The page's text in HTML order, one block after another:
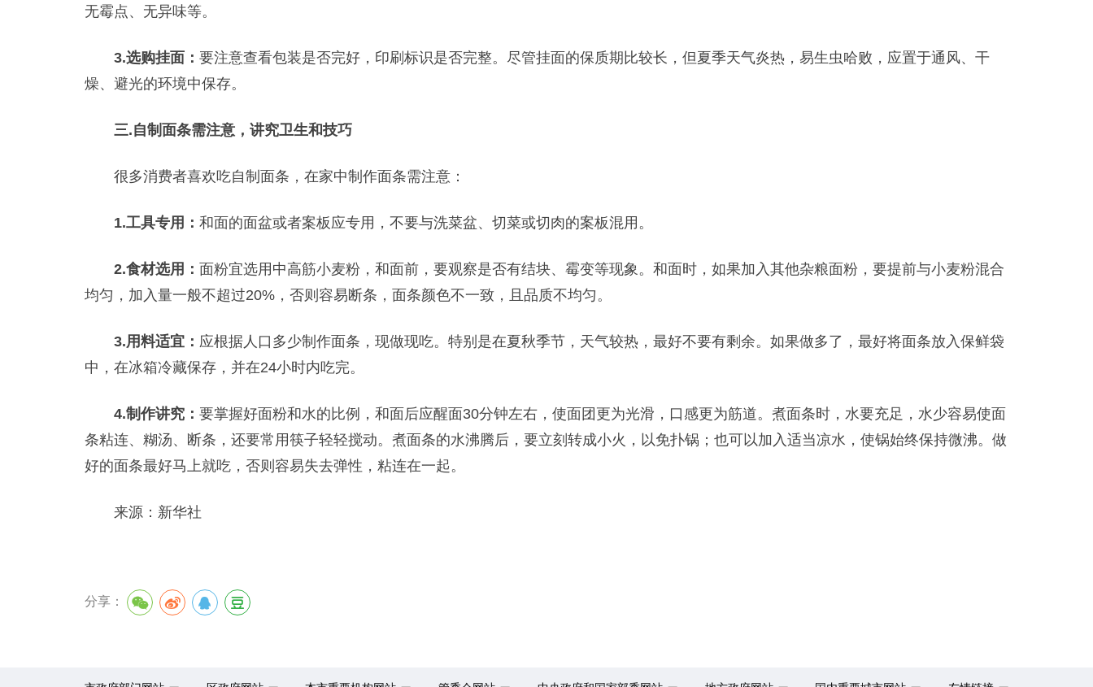
无霉点、无异味等。
3.选购挂面： 要注意查看包装是否完好，印刷标识是否完整。尽管挂面的保质期比较长，但夏季天气炎热，易生虫哈败，应置于通风、干
燥、避光的环境中保存。
三.自制面条需注意，讲究卫生和技巧
很多消费者喜欢吃自制面条，在家中制作面条需注意：
1.工具专用： 和面的面盆或者案板应专用，不要与洗菜盆、切菜或切肉的案板混用。
2.食材选用： 面粉宜选用中高筋小麦粉，和面前，要观察是否有结块、霉变等现象。和面时，如果加入其他杂粮面粉，要提前与小麦粉混合
均匀，加入量一般不超过20%，否则容易断条，面条颜色不一致，且品质不均匀。
3.用料适宜： 应根据人口多少制作面条，现做现吃。特别是在夏秋季节，天气较热，最好不要有剩余。如果做多了，最好将面条放入保鲜袋
中，在冰箱冷藏保存，并在24小时内吃完。
4.制作讲究： 要掌握好面粉和水的比例，和面后应醒面30分钟左右，使面团更为光滑，口感更为筋道。煮面条时，水要充足，水少容易使面
条粘连、糊汤、断条，还要常用筷子轻轻搅动。煮面条的水沸腾后，要立刻转成小火，以免扑锅；也可以加入适当凉水，使锅始终保持微沸。做
好的面条最好马上就吃，否则容易失去弹性，粘连在一起。
来源：新华社
分享：